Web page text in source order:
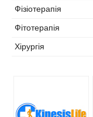
Фізіотерапія
Фітотерапія
Хірургія